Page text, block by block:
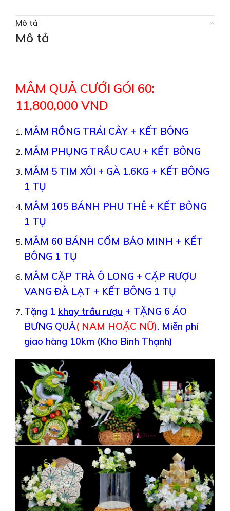
Mô tả
Mô tả
MÂM QUẢ CƯỚI GÓI 60:
11,800,000 VND
MÂM RỒNG TRÁI CÂY + KẾT BÔNG
MÂM PHỤNG TRẦU CAU + KẾT BÔNG
MÂM 5 TIM XÔI + GÀ 1.6KG + KẾT BÔNG
1 TỤ
MÂM 105 BÁNH PHU THÊ + KẾT BÔNG
1 TỤ
MÂM 60 BÁNH CỐM BẢO MINH + KẾT
BÔNG 1 TỤ
MÂM CẶP TRÀ Ô LONG + CẶP RƯỢU
VANG ĐÀ LẠT + KẾT BÔNG 1 TỤ
Tặng 1 khay trầu rượu + TẶNG 6 ÁO
BƯNG QUẢ( NAM HOẶC NỮ). Miễn phí
giao hàng 10km (Kho Bình Thạnh)